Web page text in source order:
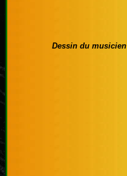
Dessin du musicien